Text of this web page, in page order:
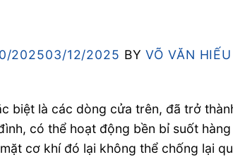
202503/12/2025 BYVÕ VĂN HIẾU
biệt là các dòng cửa trên, đã trở
có thể hoạt động bền bỉ suốt
cơ khí đó lại không thể chống lại